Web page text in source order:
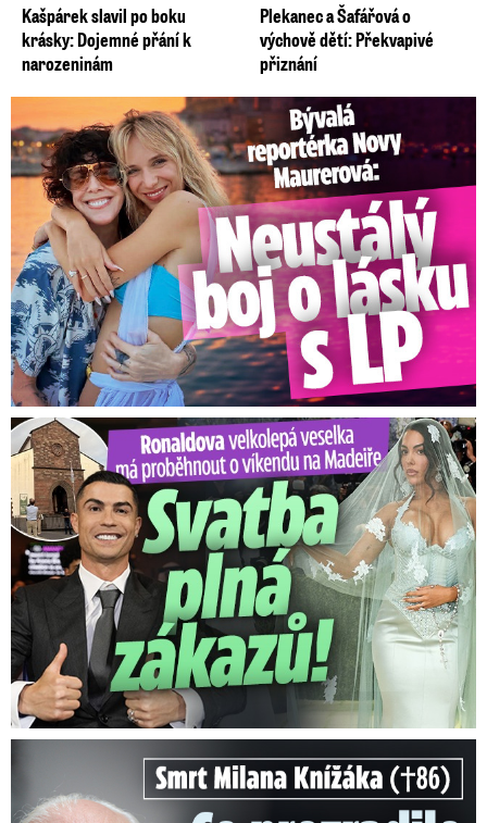
Kašpárek slavil po boku
krásky: Dojemné přání k
narozeninám
Plekanec a Šafářová o
výchově dětí: Překvapivé
přiznání
Bývalá reportérka Novy Maurerová: Neustálý boj o lásku s ...
Ronaldova velkolepá veselka na Madeiře: Svatba plná zákazů!
Smrt Milana Knížáka (†86): Co prozradilo neobvyklé parte?